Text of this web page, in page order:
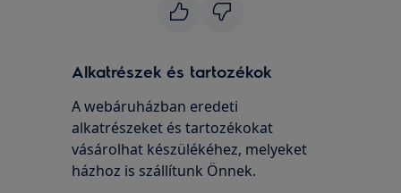
Alkatrészek és tartozékok
A webáruházban eredeti
alkatrészeket és tartozékokat
vásárolhat készülékéhez, melyeket
házhoz is szállítunk Önnek.